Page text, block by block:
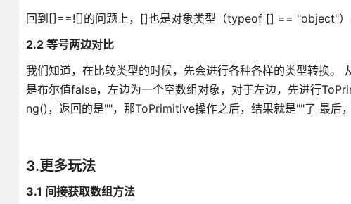
回到[]==![]的问题上，[]也是对象类型（typeof [] == "object"
2.2 等号两边对比
我们知道，在比较类型的时候，先会进行各种各样的类型转换
是布尔值false，左边为一个空数组对象，对于左边，先进行
ng()，返回的是""，那ToPrimitive操作之后，结果就是""了 最
3.更多玩法
3.1 间接获取数组方法